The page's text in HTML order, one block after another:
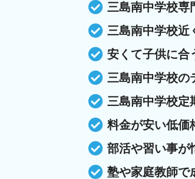
三島南中学校専
三島南中学校近
安くて子供に合
三島南中学校の
三島南中学校定
料金が安い低価
部活や習い事が
塾や家庭教師で